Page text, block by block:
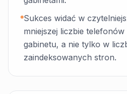
Sukces widać w
mniejszej liczbie telefonów
gabinetu, a nie tylko w
zaindeksowanych stron.